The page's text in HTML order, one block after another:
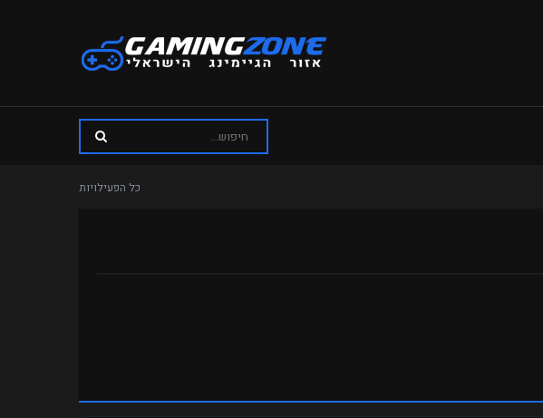
כל הפעילויות